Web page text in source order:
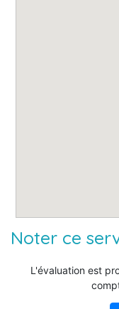
Noter ce
L'évaluation est